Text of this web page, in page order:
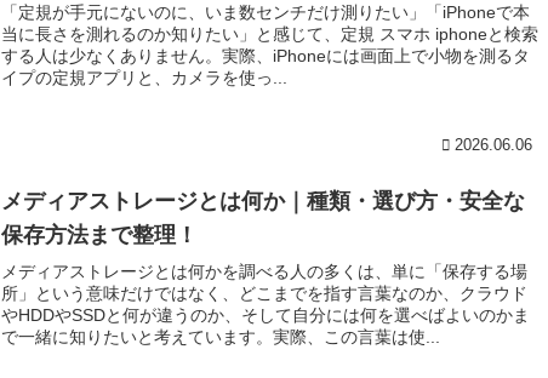
「定規が手元にないのに、いま数センチだけ測りたい」「iPhoneで本
当に長さを測れるのか知りたい」と感じて、定規 スマホ iphoneと検索
する人は少なくありません。実際、iPhoneには画面上で小物を測るタ
イプの定規アプリと、カメラを使っ...
2026.06.06
メディアストレージとは何か｜種類・選び方・安全な
保存方法まで整理！
メディアストレージとは何かを調べる人の多くは、単に「保存する場
所」という意味だけではなく、どこまでを指す言葉なのか、クラウド
やHDDやSSDと何が違うのか、そして自分には何を選べばよいのかま
で一緒に知りたいと考えています。実際、この言葉は使...